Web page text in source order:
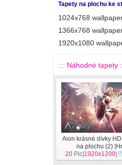
Tapety na plochu ke
1024x768
1366x768
1920x1080
::: Náhodné tapety
Aion krásné dívky
na plochu (2)[
20Pic| 1920x1200|